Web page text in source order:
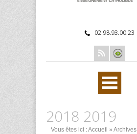
02.98.93.00.23
2018 2019
Vous êtes ici :Accueil » Archives